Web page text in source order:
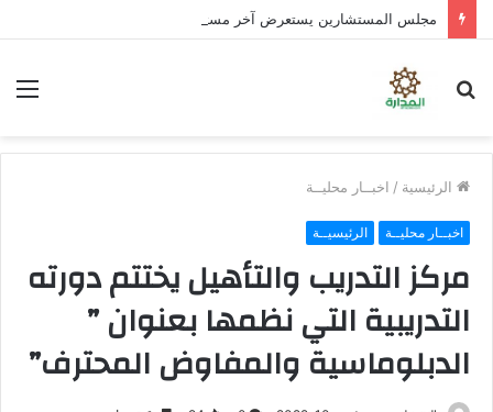
الرئيسية / اخبــار محليــة
اخبــار محليــة الرئيسيــة
مركز التدريب والتأهيل يختتم دورته
التدريبية التي نظمها بعنوان ”
الدبلوماسية والمفاوض المحترف”